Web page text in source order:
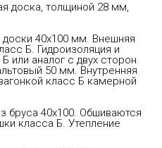
доска, толщиной 28 мм,
40х100 мм. Внешняя
Б. Гидроизоляция и
или аналог с двух сторон
50 мм. Внутренняя
класс Б камерной
бруса 40х100. Обшиваются
класса Б. Утепление